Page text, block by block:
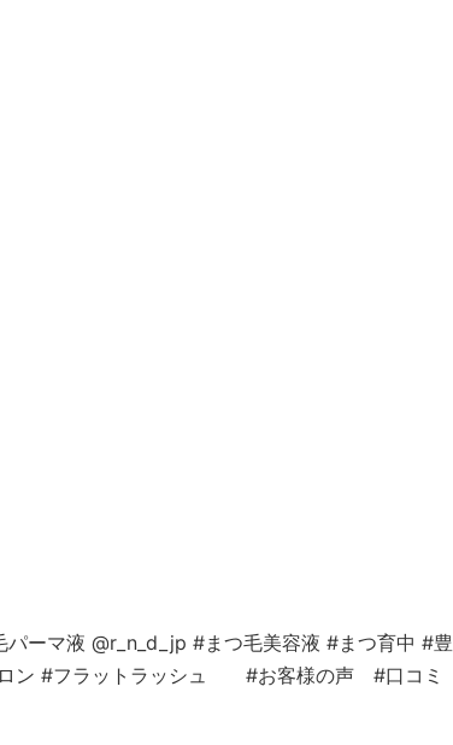
ーマ液 @r_n_d_jp #まつ毛美容液 #まつ育中 #豊
#フラットラッシュ #お客様の声 #口コミ